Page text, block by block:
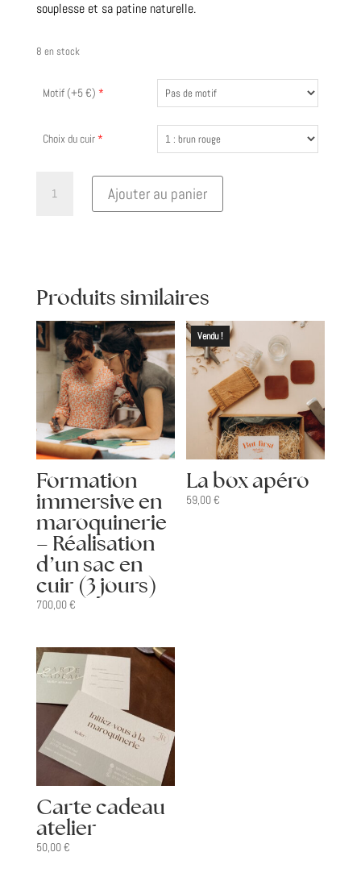
souplesse et sa patine naturelle.
8 en stock
Motif (+5 €) *
Choix du cuir*
personnalisable
Ajouter au panier
Produits similaires
Formation
immersive en
maroquinerie
– Réalisation
d’un sac en
cuir (3 jours)
700,00€
Vendu !
La box apéro
59,00€
Carte cadeau
atelier
50,00€